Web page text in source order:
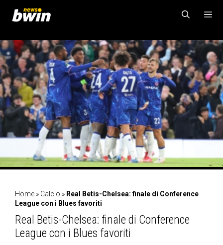
contenuto
MENU
Home » Calcio » Real Betis-Chelsea: finale di Conference
League con i Blues favoriti
Real Betis-Chelsea: finale di Conference
League con i Blues favoriti